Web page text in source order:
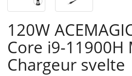
120W
Core i9-11900H
Chargeur svelte